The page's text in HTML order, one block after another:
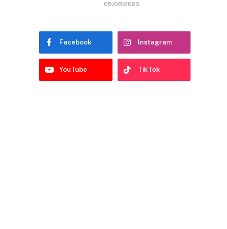
05/08/2026
Facebook Instagram
YouTube TikTok